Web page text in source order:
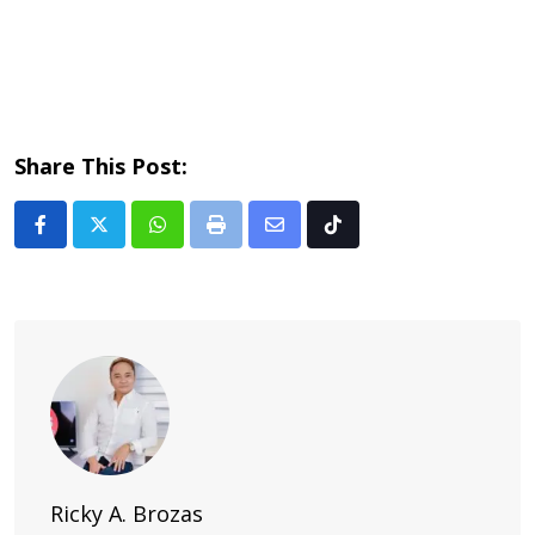
Share This Post:
Whatsapp
Print
Share Tiktok
Ricky A. Brozas